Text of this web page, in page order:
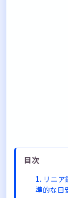
目次
リニ
準的な目